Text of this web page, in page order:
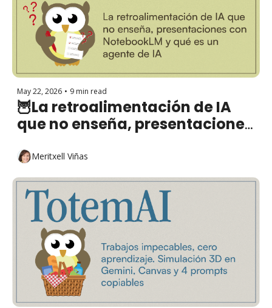
May 22, 2026 • 9 min read
🦉La retroalimentación de IA
que no enseña, presentaciones
agente de IA
Meritxell Viñas